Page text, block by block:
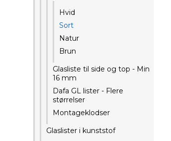
Hvid
Sort
Natur
Brun
Glasliste til side og top - Min
16 mm
Dafa GL lister - Flere
størrelser
Montageklodser
Glaslister i kunststof